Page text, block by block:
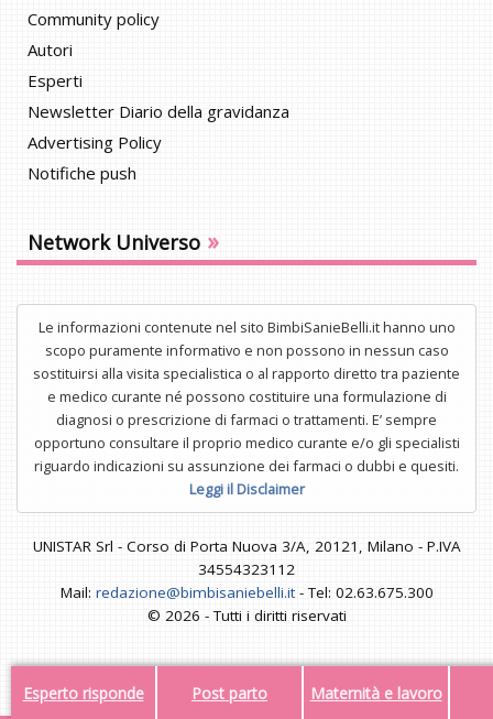
Esperto risponde Post parto Maternità e lavoro
Community policy
Autori
Esperti
Newsletter Diario della gravidanza
Advertising Policy
Notifiche push
Network Universo »
Le informazioni contenute nel sito BimbiSanieBelli.it hanno uno
scopo puramente informativo e non possono in nessun caso
sostituirsi alla visita specialistica o al rapporto diretto tra paziente
e medico curante né possono costituire una formulazione di
diagnosi o prescrizione di farmaci o trattamenti. E’ sempre
opportuno consultare il proprio medico curante e/o gli specialisti
riguardo indicazioni su assunzione dei farmaci o dubbi e quesiti.
Leggi il Disclaimer
UNISTAR Srl - Corso di Porta Nuova 3/A, 20121, Milano - P.IVA
34554323112
Mail: redazione@bimbisaniebelli.it- Tel: 02.63.675.300
© 2026 - Tutti i diritti riservati